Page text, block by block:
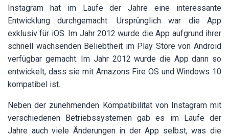
Instagram hat im Laufe der Jahre eine interessante
Entwicklung durchgemacht: Ursprünglich war die App
exklusiv für iOS. Im Jahr 2012 wurde die App aufgrund ihrer
schnell wachsenden Beliebtheit im Play Store von Android
verfügbar gemacht. Im Jahr 2012 wurde die App dann so
entwickelt, dass sie mit Amazons Fire OS und Windows 10
kompatibel ist.
Neben der zunehmenden Kompatibilität von Instagram mit
verschiedenen Betriebssystemen gab es im Laufe der
Jahre auch viele Änderungen in der App selbst, was die